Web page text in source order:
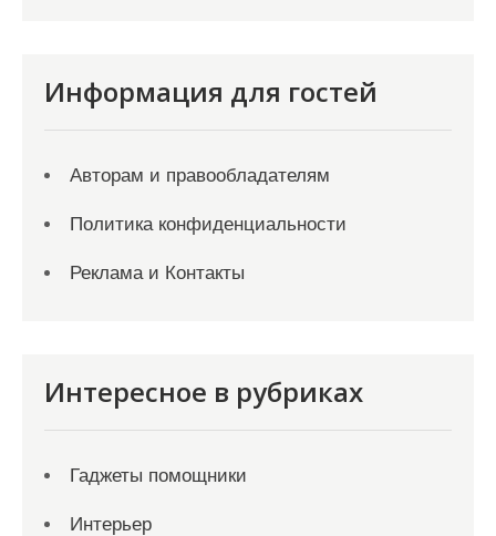
Информация для гостей
Авторам и правообладателям
Политика конфиденциальности
Реклама и Контакты
Интересное в рубриках
Гаджеты помощники
Интерьер